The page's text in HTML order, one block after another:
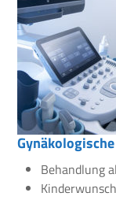
Behandlung